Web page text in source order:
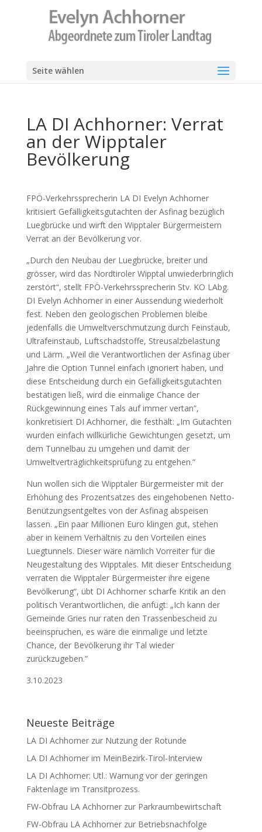
Seite wählen
LA DI Achhorner: Verrat
an der Wipptaler
Bevölkerung
FPÖ-Verkehrssprecherin LA DI Evelyn Achhorner
kritisiert Gefälligkeitsgutachten der Asfinag bezüglich
Luegbrücke und wirft den Wipptaler Bürgermeistern
Verrat an der Bevölkerung vor.
„Durch den Neubau der Luegbrücke, breiter und
grösser, wird das Nordtiroler Wipptal unwiederbringlich
zerstört“, stellt FPÖ-Verkehrssprecherin Stv. KO LAbg.
DI Evelyn Achhorner in einer Aussendung wiederholt
fest. Neben den geologischen Problemen bleibe
jedenfalls die Umweltverschmutzung durch Feinstaub,
Ultrafeinstaub, Luftschadstoffe, Streusalzbelastung
und Lärm. „Weil die Verantwortlichen der Asfinag über
Jahre die Option Tunnel einfach ignoriert haben, und
diese Entscheidung durch ein Gefälligkeitsgutachten
bestätigen ließ, wird die einmalige Chance der
Rückgewinnung eines Tals auf immer vertan“,
konkretisiert DI Achhorner, die festhält: „Im Gutachten
wurden einfach willkürliche Gewichtungen gesetzt, um
dem Tunnelbau zu umgehen und damit der
Umweltverträglichkeitsprüfung zu entgehen.“
Nun wollen sich die Wipptaler Bürgermeister mit der
Erhöhung des Prozentsatzes des eingehobenen Netto-
Benützungsentgeltes von der Asfinag abspeisen
lassen. „Ein paar Millionen Euro klingen gut, stehen
aber in keinem Verhältnis zu den Vorteilen eines
Luegtunnels. Dieser wäre nämlich Vorreiter für die
Neugestaltung des Wipptales. Mit dieser Entscheidung
verraten die Wipptaler Bürgermeister ihre eigene
Bevölkerung“, übt DI Achhorner scharfe Kritik an den
politisch Verantwortlichen, die anfügt: „Ich kann der
Gemeinde Gries nur raten den Trassenbescheid zu
beeinspruchen, es wäre die einmalige und letzte
Chance, der Bevölkerung ihr Tal wieder
zurückzugeben.“
3.10.2023
Neueste Beiträge
LA DI Achhorner zur Nutzung der Rotunde
LA DI Achhorner im MeinBezirk-Tirol-Interview
LA DI Achhorner: Utl.: Warnung vor der geringen
Faktenlage im Transitprozess.
FW-Obfrau LA Achhorner zur Parkraumbewirtschaft
FW-Obfrau LA Achhorner zur Betriebsnachfolge